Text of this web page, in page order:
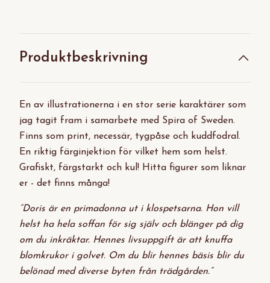
Produktbeskrivning
En av illustrationerna i en stor serie karaktärer som
jag tagit fram i samarbete med Spira of Sweden.
Finns som print, necessär, tygpåse och kuddfodral.
En riktig färginjektion för vilket hem som helst.
Grafiskt, färgstarkt och kul! Hitta figurer som liknar
er - det finns många!
”Doris är en primadonna ut i klospetsarna. Hon vill
helst ha hela soffan för sig själv och blänger på dig
om du inkräktar. Hennes livsuppgift är att knuffa
blomkrukor i golvet. Om du blir hennes bäsis blir du
belönad med diverse byten från trädgården.”